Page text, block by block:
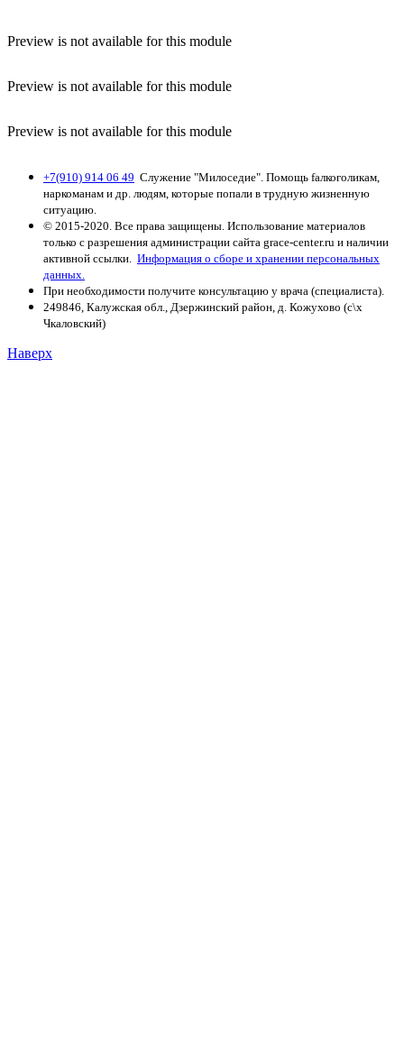
Preview is not available for this module
Preview is not available for this module
Preview is not available for this module
+7(910) 914 06 49 Служение "Милоседие". Помощь fалкоголикам,
наркоманам и др. людям, которые попали в трудную жизненную
ситуацию.
© 2015-2020. Все права защищены. Использование материалов
только с разрешения администрации сайта grace-center.ru и наличии
активной ссылки. Информация о сборе и хранении персональных
данных.
При необходимости получите консультацию у врача (специалиста).
249846, Калужская обл., Дзержинский район, д. Кожухово (с\х
Чкаловский)
Наверх